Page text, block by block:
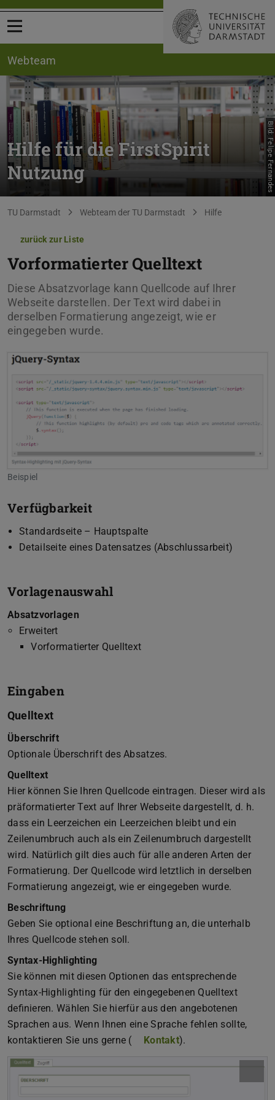
Menü öffnen
Webteam
Hilfe für die FirstSpirit
Nutzung
Bild: Felipe Fernandes
Sie befinden sich hier:
TU Darmstadt Webteam der TU Darmstadt Hilfe
zurück zur Liste
Vorformatierter Quelltext
Diese Absatzvorlage kann Quellcode auf Ihrer
Webseite darstellen. Der Text wird dabei in
derselben Formatierung angezeigt, wie er
eingegeben wurde.
Beispiel
Verfügbarkeit
Standardseite – Hauptspalte
Detailseite eines Datensatzes (Abschlussarbeit)
Vorlagenauswahl
Absatzvorlagen
Erweitert
Vorformatierter Quelltext
Eingaben
Quelltext
Überschrift
Optionale Überschrift des Absatzes.
Quelltext
Hier können Sie Ihren Quellcode eintragen. Dieser wird als
präformatierter Text auf Ihrer Webseite dargestellt, d. h.
dass ein Leerzeichen ein Leerzeichen bleibt und ein
Zeilenumbruch auch als ein Zeilenumbruch dargestellt
wird. Natürlich gilt dies auch für alle anderen Arten der
Formatierung. Der Quellcode wird letztlich in derselben
Formatierung angezeigt, wie er eingegeben wurde.
Beschriftung
Geben Sie optional eine Beschriftung an, die unterhalb
Ihres Quellcode stehen soll.
Syntax-Highlighting
Sie können mit diesen Optionen das entsprechende
Syntax-Highlighting für den eingegebenen Quelltext
definieren. Wählen Sie hierfür aus den angebotenen
Sprachen aus. Wenn Ihnen eine Sprache fehlen sollte,
kontaktieren Sie uns gerne (
Kontakt).